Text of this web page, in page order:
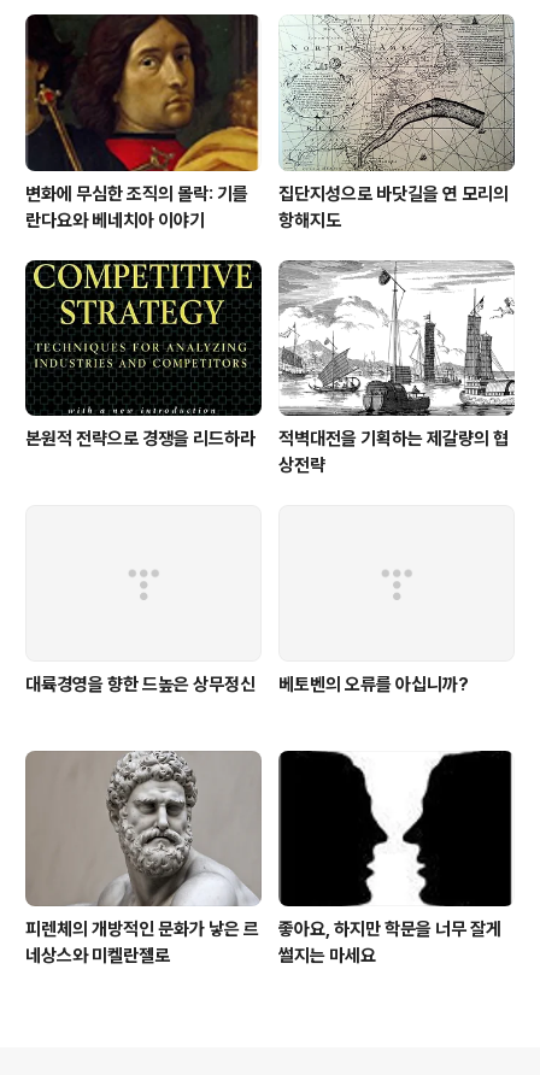
능력을 가지고 있어야 합니다. 즉, 눈치 빠른 리더들은 자신
이 리더로서 언제 어디에서 어떤 스타일의 리더십을 발휘
해야 하는지 잘 알고 있다는 것입니다. 여기서 관건은 어떤
스타일을 어떤 상황에서 사..
변화에 무심한 조직의 몰락: 기를
란다요와 베네치아 이야기
집단지성으로 바닷길을 연 모리의
항해지도
본원적 전략으로 경쟁을 리드하라
적벽대전을 기획하는 제갈량의 협
상전략
대륙경영을 향한 드높은 상무정신 베토벤의 오류를 아십니까?
피렌체의 개방적인 문화가 낳은 르
네상스와 미켈란젤로
좋아요, 하지만 학문을 너무 잘게
썰지는 마세요